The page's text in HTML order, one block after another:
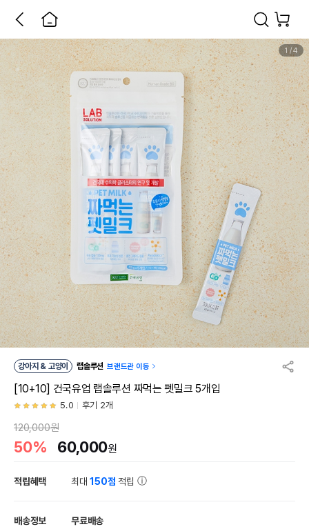
1 /4
강아지 & 고양이 랩솔루션 브랜드관 이동
[10+10] 건국유업 랩솔루션 짜먹는 펫밀크 5개입
5.0 후기 2개
120,000원
50% 60,000원
적립혜택 최대150점 적립
배송정보 무료배송